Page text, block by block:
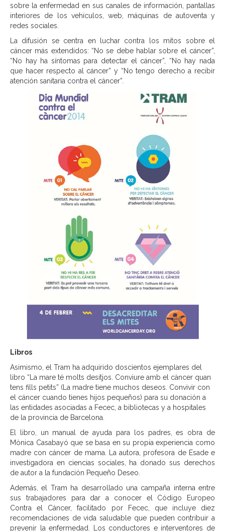
sobre la enfermedad en sus canales de información, pantallas
interiores de los vehículos, web, máquinas de autoventa y
redes sociales.
La difusión se centra en luchar contra los mitos sobre el
cáncer más extendidos: “No se debe hablar sobre el cáncer”,
“No hay ha síntomas para detectar el cáncer”, “No hay nada
que hacer respecto al cáncer” y “No tengo derecho a recibir
atención sanitaria contra el cáncer”.
Libros
Asimismo, el Tram ha adquirido doscientos ejemplares del
libro “La mare té molts desitjos. Conviure amb el càncer quan
tens fills petits” (La madre tiene muchos deseos. Convivir con
el cáncer cuando tienes hijos pequeños) para su donación a
las entidades asociadas a Fecec, a bibliotecas y a hospitales
de la provincia de Barcelona.
El libro, un manual de ayuda para los padres, es obra de
Mònica Casabayó que se basa en su propia experiencia como
madre con cáncer de mama. La autora, profesora de Esade e
investigadora en ciencias sociales, ha donado sus derechos
de autor a la fundación Pequeño Deseo.
Además, el Tram ha desarrollado una campaña interna entre
sus trabajadores para dar a conocer el Código Europeo
Contra el Cáncer, facilitado por Fecec, que incluye diez
recomendaciones de vida saludable que pueden contribuir a
prevenir la enfermedad. Los conductores e interventores de